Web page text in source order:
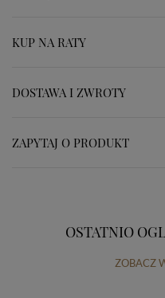
KUP NA RATY
DOSTAWA I ZWROTY
ZAPYTAJ O PRODUKT
OSTATNIO
ZOBACZ